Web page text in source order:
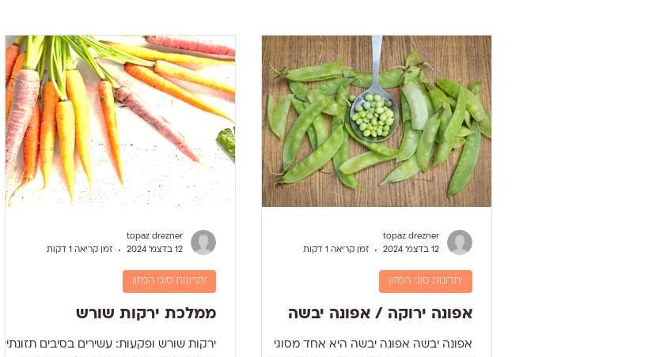
אפונה ירוקה / אפונה יבשה
אפונה יבשה אפונה יבשה היא אחד מסוגי
יתרונות סוגי המזון
topaz drezner
12 בדצמ׳ 2024
זמן קריאה 1 דקות
ממלכת ירקות שורש
ירקות שורש ופקעות: עשירים בסיבים תזונתיים
יתרונות סוגי המזון
topaz drezner
12 בדצמ׳ 2024
זמן קריאה 1 דקות